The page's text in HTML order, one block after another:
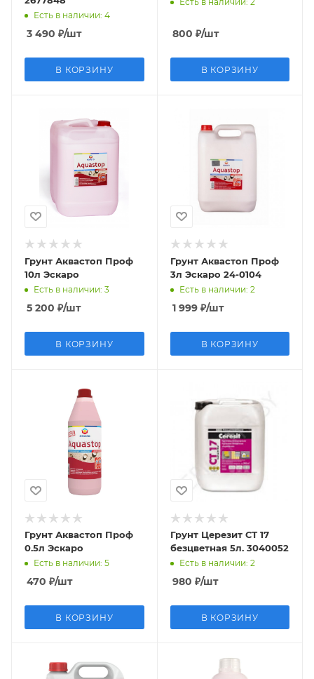
Есть в наличии: 4
3 490 ₽/шт
В КОРЗИНУ
800 ₽/шт
В КОРЗИНУ
Грунт Аквастоп Проф
10л Эскаро
Есть в наличии: 3
5 200 ₽/шт
В КОРЗИНУ
Грунт Аквастоп Проф
3л Эскаро 24-0104
Есть в наличии: 2
1 999₽/шт
В КОРЗИНУ
Грунт Аквастоп Проф
0.5л Эскаро
Есть в наличии: 5
470 ₽/шт
В КОРЗИНУ
Грунт Церезит СТ 17
безцветная 5л. 3040052
Есть в наличии: 2
980 ₽/шт
В КОРЗИНУ